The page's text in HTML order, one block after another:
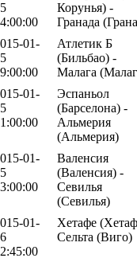
Корунья) -
Гранада
01-
Атлетик Б
(Бильбао) -
Малага
01-
Эспаньол
(Барселона) -
Альмерия
(Альмерия)
01-
Валенсия
(Валенсия) -
Севилья
(Севилья)
01-
Хетафе
Сельта (Виго)